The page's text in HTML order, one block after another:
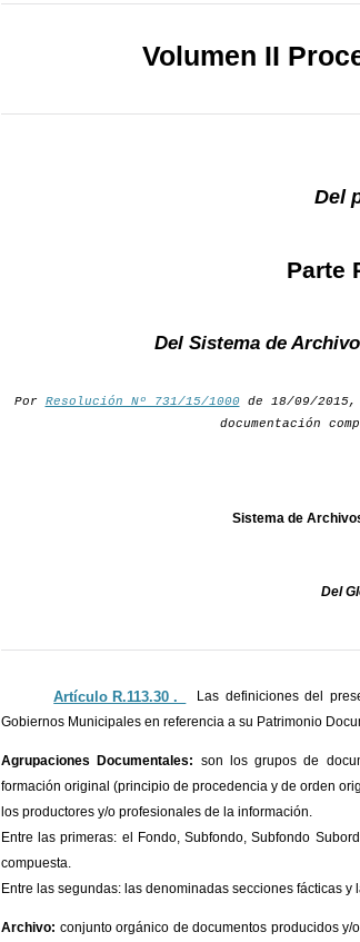
Volumen II
Del
Parte
Del Sistema de
Por Resolución Nº 731/15/1000de 18/09/
documentación
Sistema de
Del
Artículo R.113.30 ._
Las definiciones del
Gobiernos Municipales en referencia a su Patrimonio
Agrupaciones Documentales: son los grupos de
formación original (principio de procedencia y de orden
los productores y/o profesionales de la información.
Entre las primeras: el Fondo, Subfondo, Subfondo
compuesta.
Entre las segundas: las denominadas secciones fácticas y
Archivo: conjunto orgánico de documentos producidos